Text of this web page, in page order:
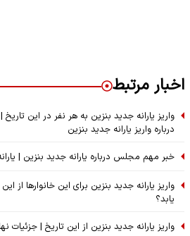
اخبار مرتبط
واریز یارانه جدید بنزین به هر نفر در این
درباره واریز یارانه جدید بنزین
خبر مهم مجلس درباره یارانه جدید بنزین |
واریز یارانه جدید بنزین برای این خانوارها از
یابد؟
واریز یارانه جدید بنزین از این تاریخ | جزئیات